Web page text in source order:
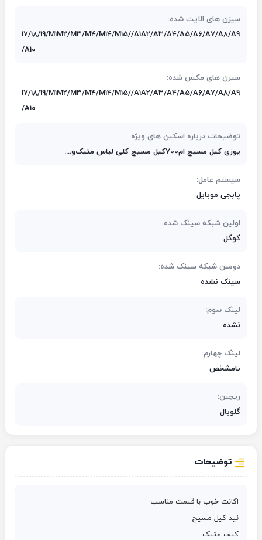
سیزن های الایت شده:
17/18/19/M1M2/M3/M4/M14/M15//A1A2/A3/A4/A5/A6/A7/A8/A9
/A10
سیزن های مکس شده:
17/18/19/M1M2/M3/M4/M14/M15//A1A2/A3/A4/A5/A6/A7/A8/A9
/A10
توضیحات درباره اسکین های ویژه:
یوزی کیل مسیج ام700کیل مسیج کلی لباس متیک‌و....
سیستم عامل:
پابجی موبایل
اولین شبکه سینک شده:
گوگل
دومین شبکه سینک شده:
سینک نشده
لینک سوم:
نشده
لینک چهارم:
نامشخص
ریجین:
گلوبال
توضیحات